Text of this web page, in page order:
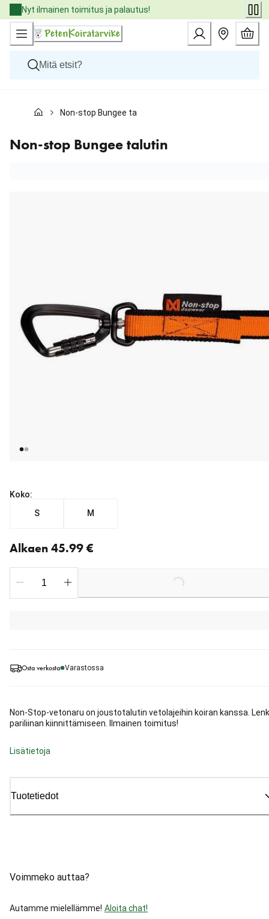
Skip
to
Content
Nyt ilmainen toimitus ja palautus!
Kissat
Eläinlääkäriruoat
Tuotemerkit
Non-stop Bungee talutin
Non-stop Bungee talutin
Osta verkosta Varastossa
Non-Stop-vetonaru on joustotalutin vetolajeihin koiran kanssa.
pariliinan kiinnittämiseen. Ilmainen toimitus!
Lisätietoja
Tuotetiedot
Voimmeko auttaa?
Autamme mielellämme! Aloita chat!
Koko:
S
M
Alkaen 45.99 €
Loading...